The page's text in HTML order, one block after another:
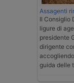
Assagenti
Il Consiglio
ligure di
presidente
dirigente
guida delle